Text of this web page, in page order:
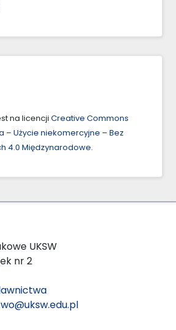
na licencji Creative Commons
– Użycie niekomercyjne – Bez
4.0 Międzynarodowe.
UKSW
nr 2